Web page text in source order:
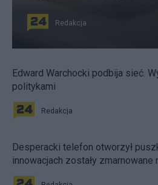
Redakcja
Edward Warchocki podbija sieć.
politykami
Redakcja
Desperacki telefon otworzył
innowacjach zostały zmarnowane